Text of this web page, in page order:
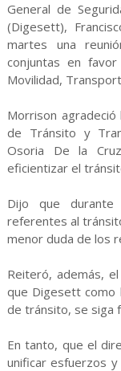
General de
(Digesett),
martes una
conjuntas en
Movilidad,
Morrison
de Tránsito y
Osoria De la
eficientizar el
Dijo que
referentes al
menor duda de los
Reiteró, además,
que Digesett como
de tránsito, se siga
En tanto, que el
unificar esfuerzos